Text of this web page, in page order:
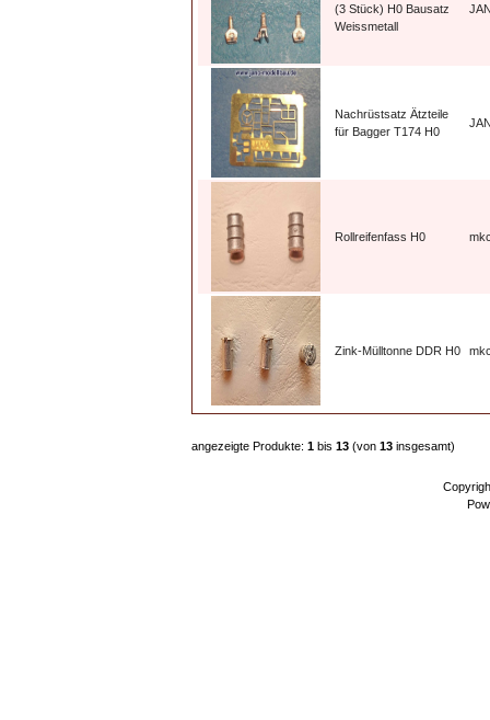
(3 Stück) H0 Bausatz
Weissmetall
Nachrüstsatz Ätzteile
für Bagger T174 H0
Rollreifenfass H0
Zink-Mülltonne DDR H0
angezeigte Produkte: 1 bis 13 (von 13 insgesamt)